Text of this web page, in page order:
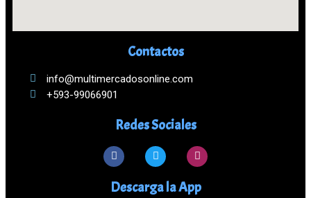
Contactos
info@multimercadosonline.com
+593-99066901
Redes Sociales
Descarga la App